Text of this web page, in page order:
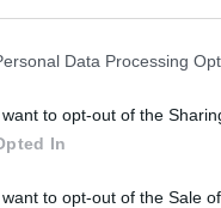
Data Processing
want to opt-out of the
In
want to opt-out of the Sale